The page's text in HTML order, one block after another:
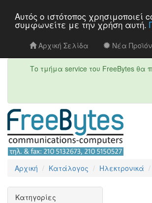
Αυτός ο ιστότοπος
συμφωνείτε με την χρήση αυτή.
Αρχική Σελίδα Νέα
Το τμήμα service του FreeBytes θα
Αρχική Κατάλογος Ηλεκτρονικά
Κατηγορίες